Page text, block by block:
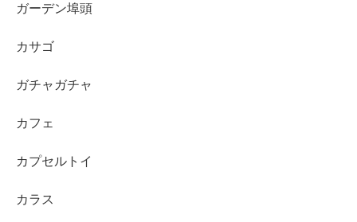
ガーデン埠頭
カサゴ
ガチャガチャ
カフェ
カプセルトイ
カラス